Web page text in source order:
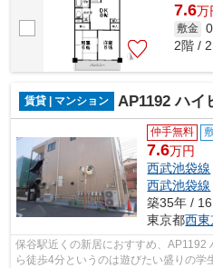
7.6万
敷金
2階 /
賃貸 | マンション AP1192 ハ
仲手無料
7.6万円
西武池袋線
西武池袋線
築35年 /
東京都西
保谷駅近くの新居におすすめ、
ら徒歩4分というのは遊びたい盛りの学